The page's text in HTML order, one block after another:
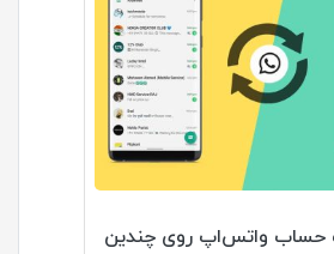
حساب واتس‌اپ روی چندین